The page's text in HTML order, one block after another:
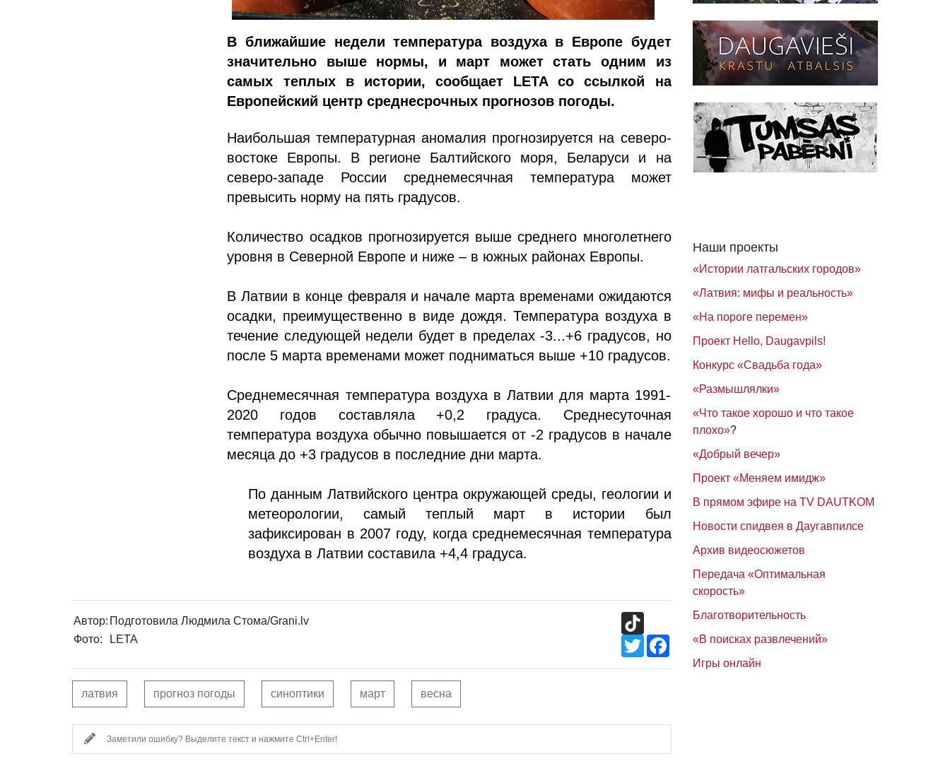
В ближайшие недели температура воздуха в Европе будет
значительно выше нормы, и март может стать одним из
самых теплых в истории, сообщает LETA со ссылкой на
Европейский центр среднесрочных прогнозов погоды.
Наибольшая температурная аномалия прогнозируется на северо-
востоке Европы. В регионе Балтийского моря, Беларуси и на
северо-западе России среднемесячная температура может
превысить норму на пять градусов.
Количество осадков прогнозируется выше среднего многолетнего
уровня в Северной Европе и ниже – в южных районах Европы.
В Латвии в конце февраля и начале марта временами ожидаются
осадки, преимущественно в виде дождя. Температура воздуха в
течение следующей недели будет в пределах -3...+6 градусов, но
после 5 марта временами может подниматься выше +10 градусов.
Среднемесячная температура воздуха в Латвии для марта 1991-
2020 годов составляла +0,2 градуса. Среднесуточная
температура воздуха обычно повышается от -2 градусов в начале
месяца до +3 градусов в последние дни марта.
По данным Латвийского центра окружающей среды, геологии и
метеорологии, самый теплый март в истории был
зафиксирован в 2007 году, когда среднемесячная температура
воздуха в Латвии составила +4,4 градуса.
Автор: Подготовила Людмила Стома/Grani.lv
Фото:
LETA
TikTok
TwitterFacebook
латвия прогноз погоды синоптики март весна
Заметили ошибку? Выделите текст и нажмите Ctrl+Enter!
Наши проекты
«Истории латгальских городов»
«Латвия: мифы и реальность»
«На пороге перемен»
Проект Hello, Daugavpils!
Конкурс «Свадьба года»
«Размышлялки»
«Что такое хорошо и что такое
плохо»?
«Добрый вечер»
Проект «Меняем имидж»
В прямом эфире на TV DAUTKOM
Новости спидвея в Даугавпилсе
Архив видеосюжетов
Передача «Оптимальная
скорость»
Благотворительность
«В поисках развлечений»
Игры онлайн